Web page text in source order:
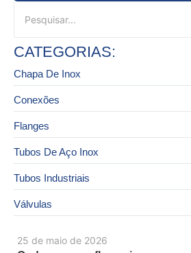
25 de maio de 2026
CATEGORIAS:
Chapa De Inox
Conexões
Flanges
Tubos De Aço Inox
Tubos Industriais
Válvulas